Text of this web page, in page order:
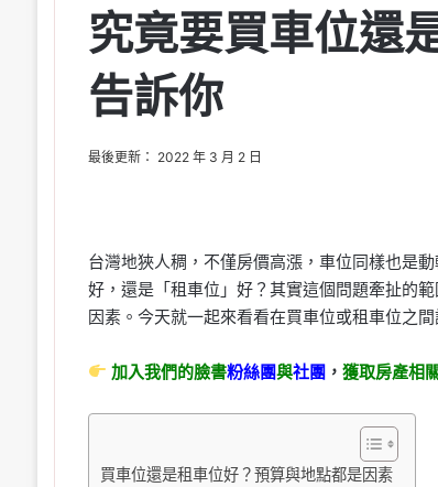
究竟要買車位還
告訴你
最後更新： 2022 年 3 月 2 日
台灣地狹人稠，不僅房價高漲，車位同樣也是
好，還是「租車位」好？其實這個問題牽扯的
因素。今天就一起來看看在買車位或租車位之間
加入我們的臉書粉絲團與社團 ， 獲取房產相
買車位還是租車位好？預算與地點都是因素